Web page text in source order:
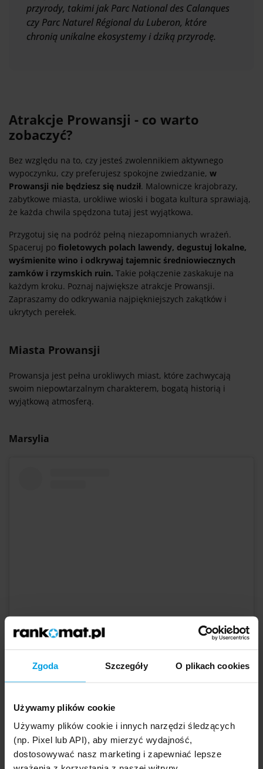
Zgoda Szczegóły O plikach cookies
Używamy plików cookie
Używamy plików cookie i innych narzędzi śledzących
(np. Pixel lub API), aby mierzyć wydajność,
dostosowywać nasz marketing i zapewniać lepsze
przyrody, takimi jak Parc National des Calanques
czy Parc Naturel Régional du Luberon, które
chronią unikalne ekosystemy i dziką przyrodę.
Atrakcje Prowansji - co warto
zobaczyć?
Bez względu na to, czy jesteś zwolennikiem aktywnego
wypoczynku, czy preferujesz spokojne zwiedzanie, w
Prowansji nie będziesz się nudził. Malownicze krajobrazy,
zabytkowe miasta, urokliwe wioski i bogata kultura sprawiają,
że każda chwila spędzona tutaj jest wyjątkowa.
Przygotuj się na podróż pełną niezapomnianych wrażeń.
Spaceruj po fioletowych polach lawendy, degustuj lokalne,
wyśmienite wino i odkrywaj tajemnic średniowiecznych
zamków i rzymskich ruin. Takie połączenie zaskakuje na
każdym kroku. Poznaj największe atrakcje Prowansji.
Zapraszamy do odkrywania najpiękniejszych zakątków i
ukrytych perełek.
Miasta Prowansji
Prowansja jest pełna urokliwych miast, które zachwycają
swoim niepowtarzalnym charakterem, bogatą historią i
wyjątkową atmosferą.
Marsylia